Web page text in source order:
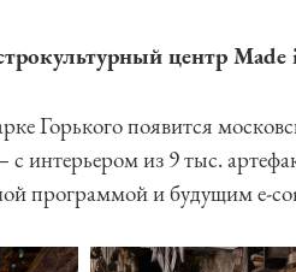
центр
Горького появится
интерьером из 9 тыс.
программой и будущим e-